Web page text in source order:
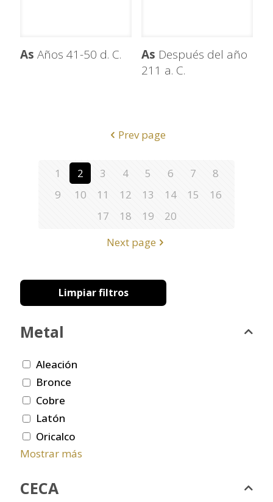
As Años 41-50 d. C. As Después del año
211 a. C.
Prev page
1 2 3 4 5 6 7
8
9
10 11 12 13 14 15
16
17
18 19
20
Next page
Limpiar filtros
Metal
Aleación
Bronce
Cobre
Latón
Oricalco
Mostrar más
CECA